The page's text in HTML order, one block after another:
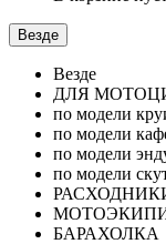
Везде
Везде
ДЛЯ
по модели
по модели
по модели
по модели
БАРАХОЛКА